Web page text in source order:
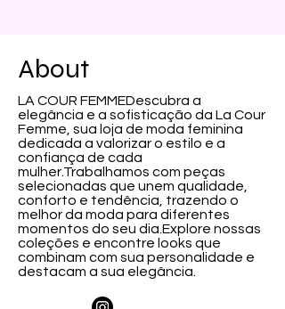
About
LA COUR FEMMEDescubra a
elegância e a sofisticação da La Cour
Femme, sua loja de moda feminina
dedicada a valorizar o estilo e a
confiança de cada
mulher.Trabalhamos com peças
selecionadas que unem qualidade,
conforto e tendência, trazendo o
melhor da moda para diferentes
momentos do seu dia.Explore nossas
coleções e encontre looks que
combinam com sua personalidade e
destacam a sua elegância.